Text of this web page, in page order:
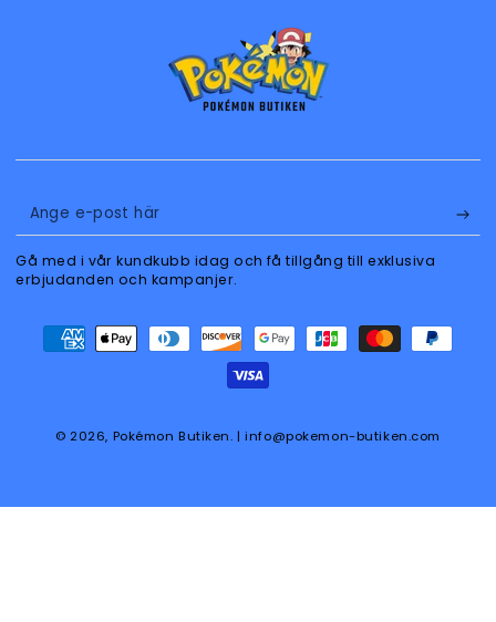
Ange
e-
post
Gå med i vår kundkubb idag och få tillgång till exklusiva
erbjudanden och kampanjer.
© 2026, Pokémon Butiken. | info@pokemon-butiken.com
Betalningsmetoder